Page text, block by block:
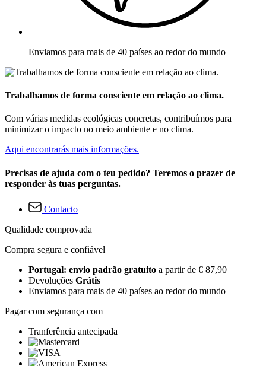
Enviamos para mais de 40 países ao redor do mundo
Trabalhamos de forma consciente em relação ao clima.
Com várias medidas ecológicas concretas, contribuímos para
minimizar o impacto no meio ambiente e no clima.
Aqui encontrarás mais informações.
Precisas de ajuda com o teu pedido? Teremos o prazer de
responder às tuas perguntas.
Contacto
Qualidade comprovada
Compra segura e confiável
Portugal: envio padrão gratuito a partir de € 87,90
Devoluções Grátis
Enviamos para mais de 40 países ao redor do mundo
Pagar com segurança com
Tranferência antecipada